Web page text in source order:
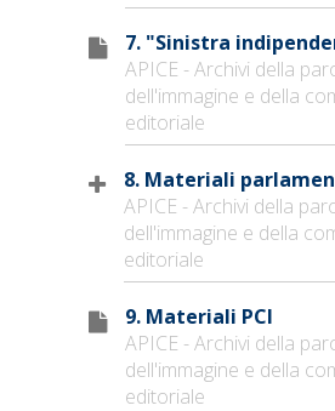
7. "Sinistra
APICE - Archivi della
dell'immagine e della
editoriale
8. Materiali
APICE - Archivi della
dell'immagine e della
editoriale
9. Materiali PCI
APICE - Archivi della
dell'immagine e della
editoriale